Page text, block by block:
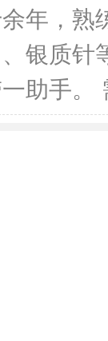
年，熟
银质针
助手。